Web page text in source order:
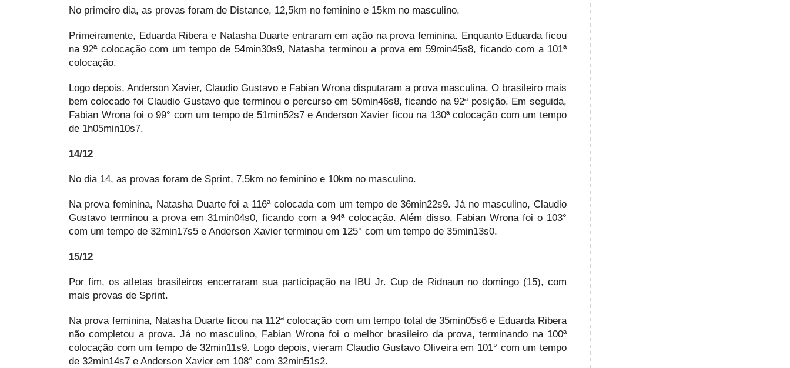
No primeiro dia, as provas foram de Distance, 12,5km no feminino e 15km no masculino.
Primeiramente, Eduarda Ribera e Natasha Duarte entraram em ação na prova feminina. Enquanto Eduarda ficou
na 92ª colocação com um tempo de 54min30s9, Natasha terminou a prova em 59min45s8, ficando com a 101ª
colocação.
Logo depois, Anderson Xavier, Claudio Gustavo e Fabian Wrona disputaram a prova masculina. O brasileiro mais
bem colocado foi Claudio Gustavo que terminou o percurso em 50min46s8, ficando na 92ª posição. Em seguida,
Fabian Wrona foi o 99° com um tempo de 51min52s7 e Anderson Xavier ficou na 130ª colocação com um tempo
de 1h05min10s7.
14/12
No dia 14, as provas foram de Sprint, 7,5km no feminino e 10km no masculino.
Na prova feminina, Natasha Duarte foi a 116ª colocada com um tempo de 36min22s9. Já no masculino, Claudio
Gustavo terminou a prova em 31min04s0, ficando com a 94ª colocação. Além disso, Fabian Wrona foi o 103°
com um tempo de 32min17s5 e Anderson Xavier terminou em 125° com um tempo de 35min13s0.
15/12
Por fim, os atletas brasileiros encerraram sua participação na IBU Jr. Cup de Ridnaun no domingo (15), com
mais provas de Sprint.
Na prova feminina, Natasha Duarte ficou na 112ª colocação com um tempo total de 35min05s6 e Eduarda Ribera
não completou a prova. Já no masculino, Fabian Wrona foi o melhor brasileiro da prova, terminando na 100ª
colocação com um tempo de 32min11s9. Logo depois, vieram Claudio Gustavo Oliveira em 101° com um tempo
de 32min14s7 e Anderson Xavier em 108° com 32min51s2.